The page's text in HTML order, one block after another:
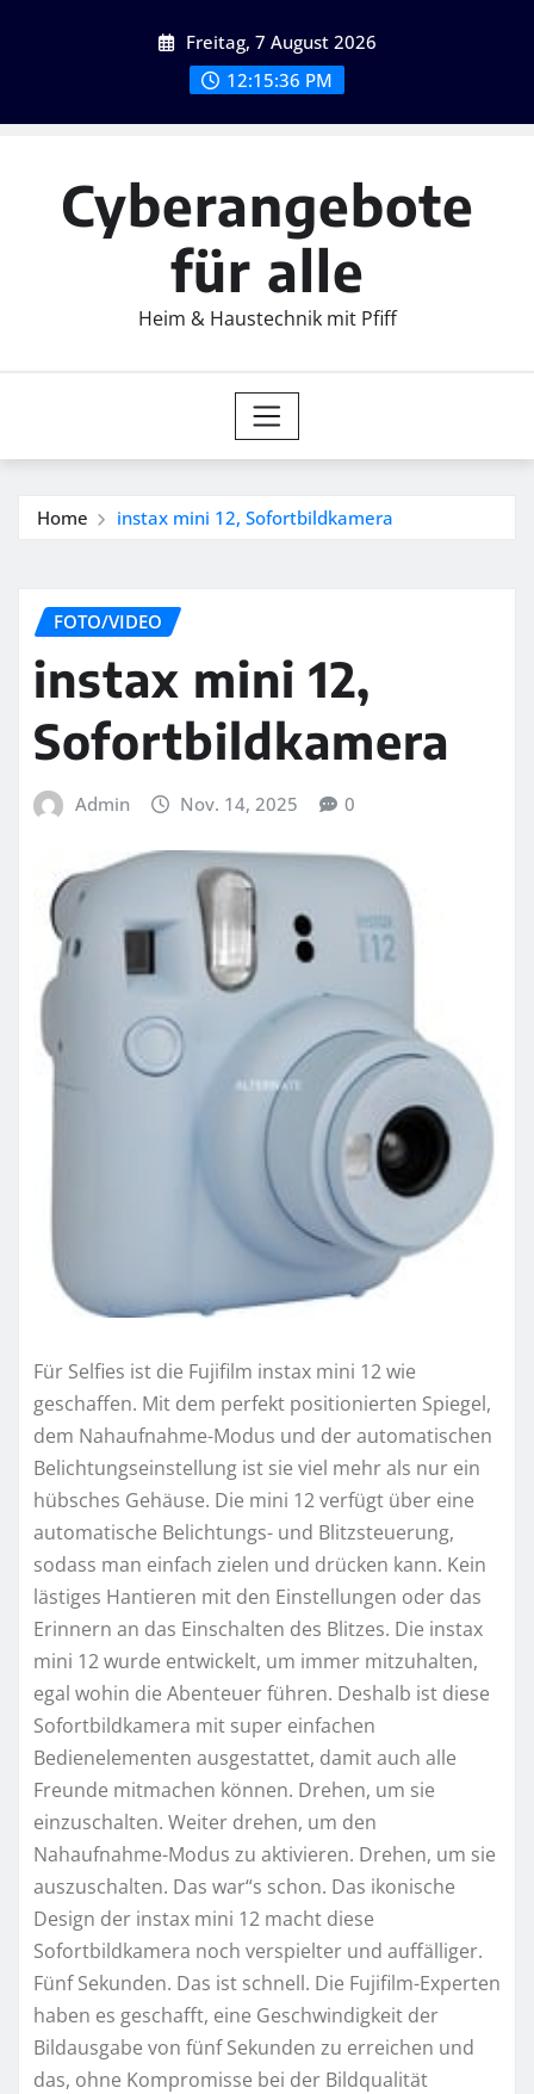
Freitag, 7 August 2026
12:15:37 PM
Cyberangebote
für alle
Heim & Haustechnik mit Pfiff
Home instax mini 12, Sofortbildkamera
FOTO/VIDEO
instax mini 12,
Sofortbildkamera
Admin Nov. 14, 2025 0
Für Selfies ist die Fujifilm instax mini 12 wie
geschaffen. Mit dem perfekt positionierten Spiegel,
dem Nahaufnahme-Modus und der automatischen
Belichtungseinstellung ist sie viel mehr als nur ein
hübsches Gehäuse. Die mini 12 verfügt über eine
automatische Belichtungs- und Blitzsteuerung,
sodass man einfach zielen und drücken kann. Kein
lästiges Hantieren mit den Einstellungen oder das
Erinnern an das Einschalten des Blitzes. Die instax
mini 12 wurde entwickelt, um immer mitzuhalten,
egal wohin die Abenteuer führen. Deshalb ist diese
Sofortbildkamera mit super einfachen
Bedienelementen ausgestattet, damit auch alle
Freunde mitmachen können. Drehen, um sie
einzuschalten. Weiter drehen, um den
Nahaufnahme-Modus zu aktivieren. Drehen, um sie
auszuschalten. Das war“s schon. Das ikonische
Design der instax mini 12 macht diese
Sofortbildkamera noch verspielter und auffälliger.
Fünf Sekunden. Das ist schnell. Die Fujifilm-Experten
haben es geschafft, eine Geschwindigkeit der
Bildausgabe von fünf Sekunden zu erreichen und
das, ohne Kompromisse bei der Bildqualität